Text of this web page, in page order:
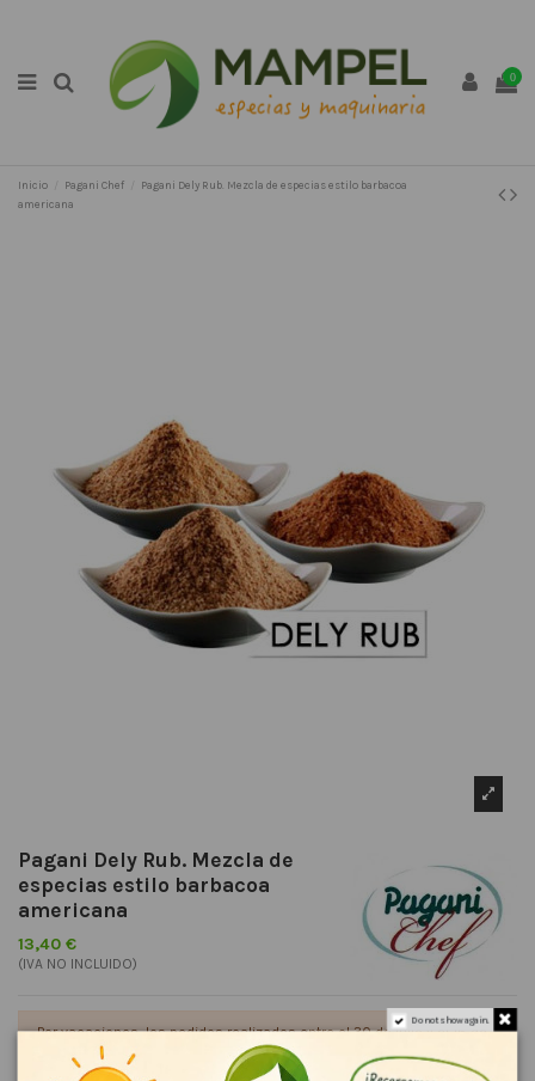
0
Inicio Pagani Chef
Pagani Dely Rub. Mezcla de especias estilo barbacoa
americana
Pagani Dely Rub. Mezcla de
especias estilo barbacoa
americana
13,40 €
(IVA NO INCLUIDO)
Por vacaciones, los pedidos realizados entre el 30 de julio y el 16 de
agosto se enviarán a partir del 17 de agosto. Gracias por vuestra
comprensión.
Do not show again.